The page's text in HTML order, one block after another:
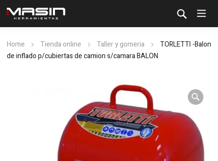
Home Tienda online Taller y gomeria
TORLETTI -Balon
de inflado p/cubiertas de camion s/camara BALON